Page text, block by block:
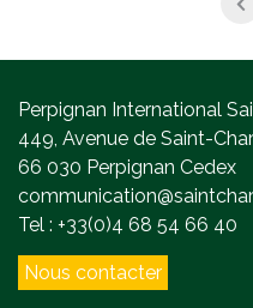
Perpignan International
449, Avenue de Saint-
66 030 Perpignan Cedex
Tel : +33(0)4 68 54 66 40
Nous contacter